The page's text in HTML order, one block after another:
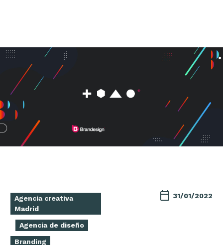
Agencia creativa
Madrid
Agencia de diseño
Branding
31/01/2022